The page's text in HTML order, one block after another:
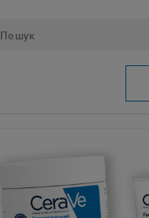
ПОШУК​